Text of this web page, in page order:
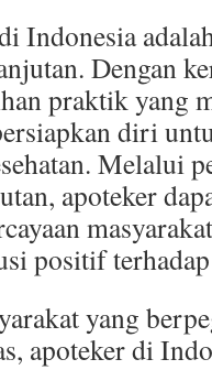
Indonesia
Dengan
praktik yang
diri
Melalui
apoteker
positif
yang
apoteker di